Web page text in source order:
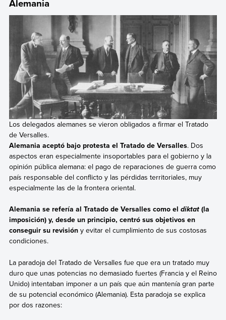
Alemania
Los delegados alemanes se vieron obligados a firmar el Tratado
de Versalles.
Alemania aceptó bajo protesta el Tratado de Versalles. Dos
aspectos eran especialmente insoportables para el gobierno y la
opinión pública alemana: el pago de reparaciones de guerra como
país responsable del conflicto y las pérdidas territoriales, muy
especialmente las de la frontera oriental.
Alemania se refería al Tratado de Versalles como el diktat(la
imposición) y, desde un principio, centró sus objetivos en
conseguir su revisióny evitar el cumplimiento de sus costosas
condiciones.
La paradoja del Tratado de Versalles fue que era un tratado muy
duro que unas potencias no demasiado fuertes (Francia y el Reino
Unido) intentaban imponer a un país que aún mantenía gran parte
de su potencial económico (Alemania). Esta paradoja se explica
por dos razones: